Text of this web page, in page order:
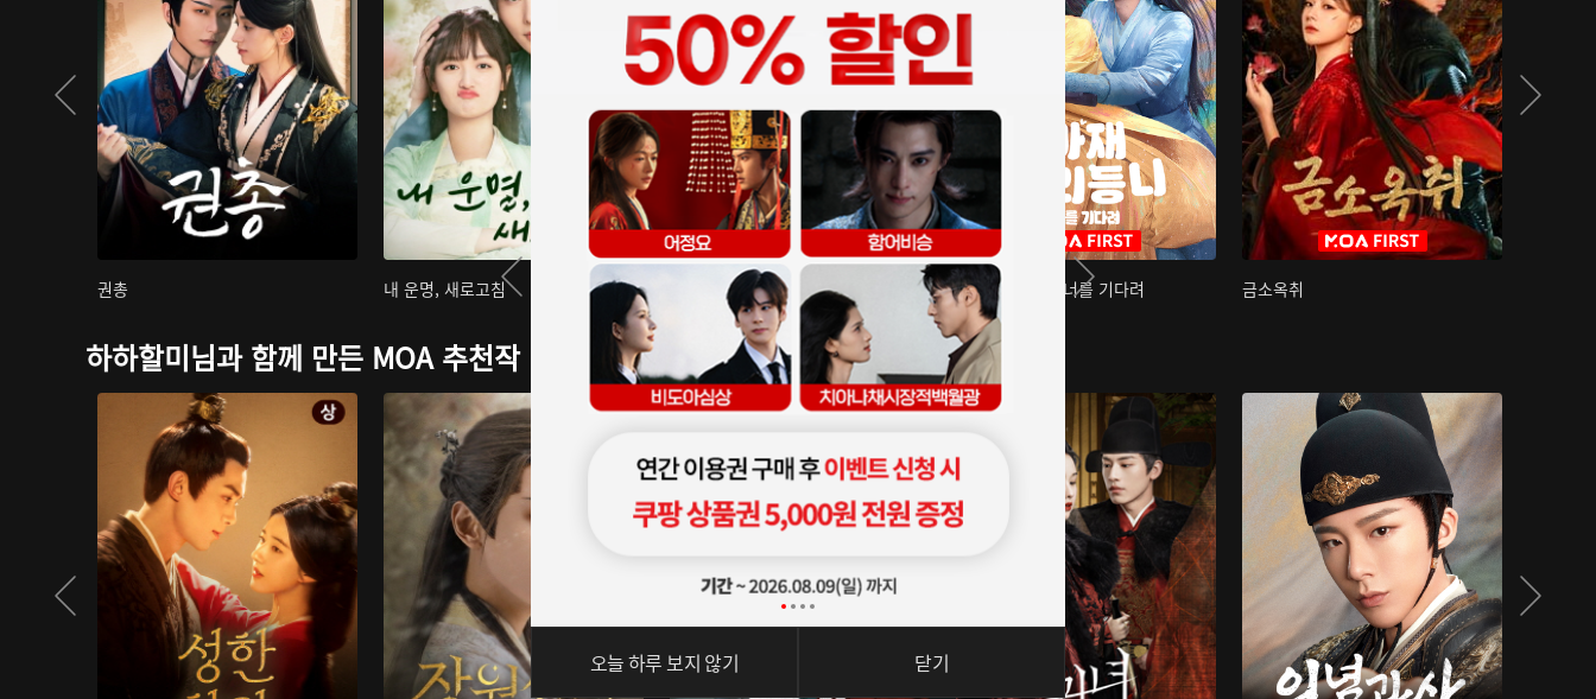
권총 내 운명, 새로고침 아재저리등니 : 너를 기다려 금소옥취
하하할미님과 함께 만든 MOA 추천작
오늘 하루 보지 않기 닫기